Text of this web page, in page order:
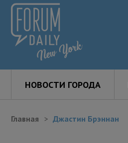
НОВОСТИ ГОРОДА
Главная Джастин Брэннан